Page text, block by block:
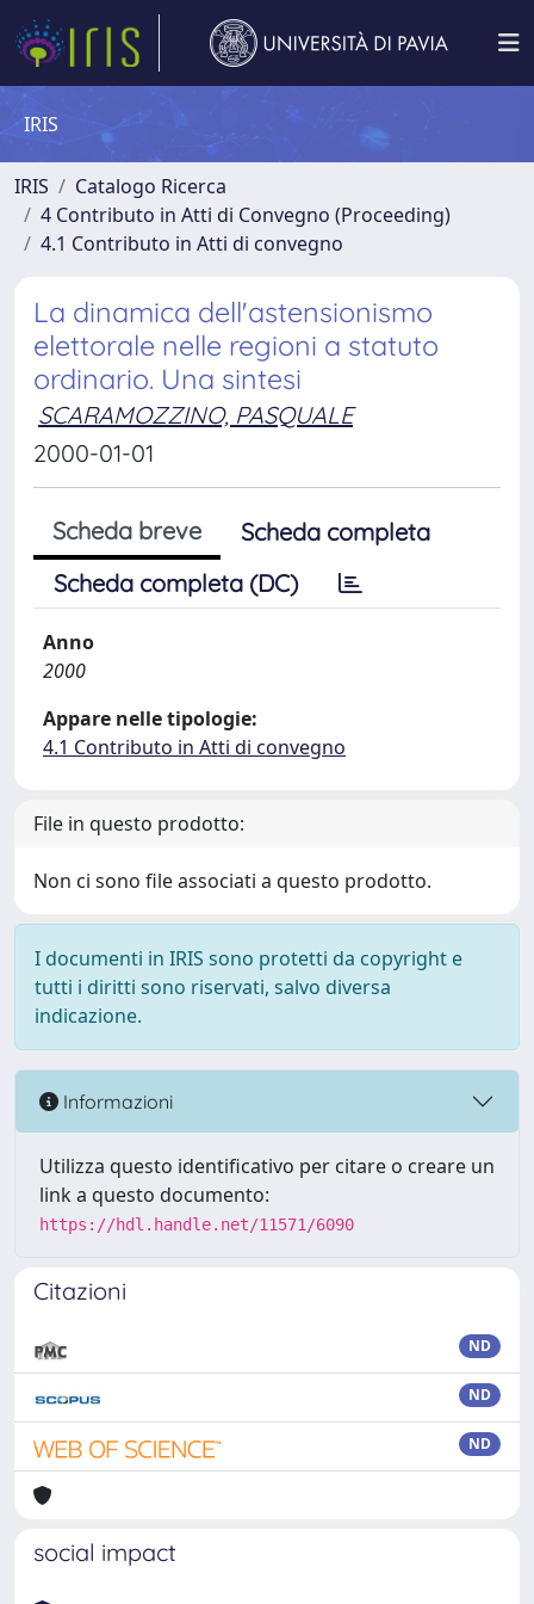
IRIS
IRIS
Catalogo Ricerca
4 Contributo in Atti di Convegno (Proceeding)
4.1 Contributo in Atti di convegno
La dinamica dell'astensionismo
elettorale nelle regioni a statuto
ordinario. Una sintesi
SCARAMOZZINO, PASQUALE
2000-01-01
Scheda breve
Scheda completa
Scheda completa (DC)
Anno
2000
Appare nelle tipologie:
4.1 Contributo in Atti di convegno
File in questo prodotto:
Non ci sono file associati a questo prodotto.
I documenti in IRIS sono protetti da copyright e
tutti i diritti sono riservati, salvo diversa
indicazione.
Informazioni
Utilizza questo identificativo per citare o creare un
link a questo documento:
https://hdl.handle.net/11571/6090
Citazioni
ND
ND
ND
social impact